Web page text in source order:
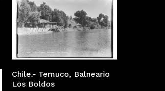
Chile.- Temuco, Balneario
Los Boldos